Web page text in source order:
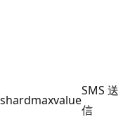
shardmaxvalue
SMS 送
信